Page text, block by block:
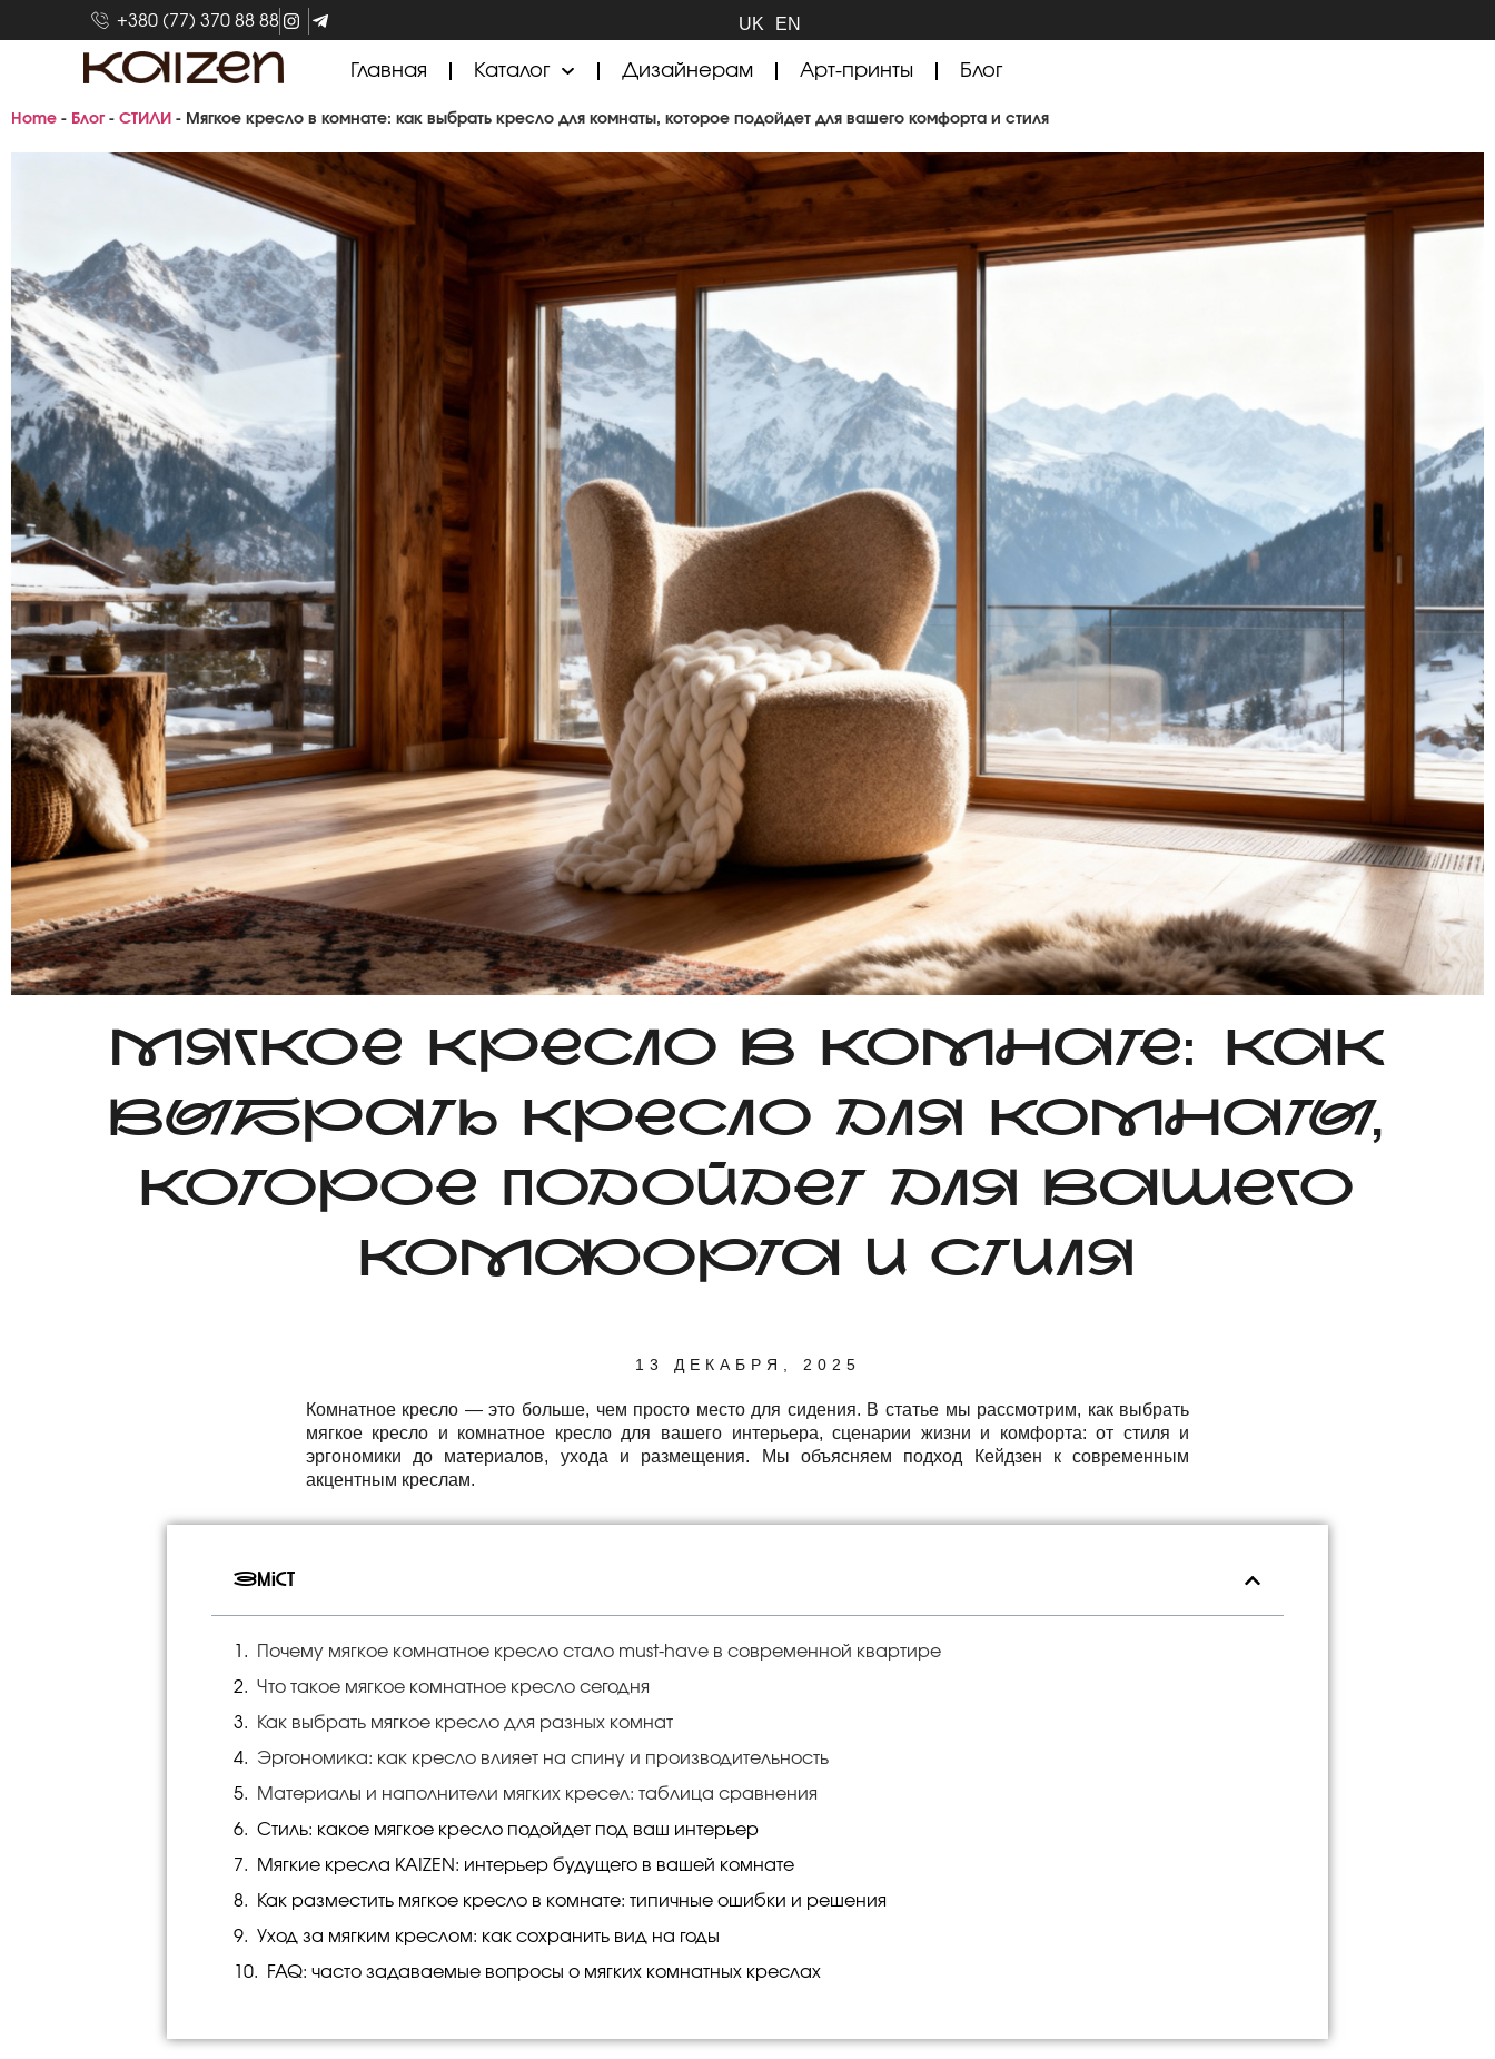
+380 (77) 370 88 88 UK EN
Главная Каталог Дизайнерам Арт-принты Блог
Home - Блог- СТИЛИ - Мягкое кресло в комнате: как выбрать кресло для комнаты, которое подойдет для вашего комфорта и стиля
МЯГКОЕ КРЕСЛО В КОМНАТЕ: КАК
ВЫБРАТЬ КРЕСЛО ДЛЯ КОМНАТЫ,
КОТОРОЕ ПОДОЙДЕТ ДЛЯ ВАШЕГО
КОМФОРТА И СТИЛЯ
13 ДЕКАБРЯ, 2025
Комнатное кресло — это больше, чем просто место для сидения. В статье мы рассмотрим, как выбрать
мягкое кресло и комнатное кресло для вашего интерьера, сценарии жизни и комфорта: от стиля и
эргономики до материалов, ухода и размещения. Мы объясняем подход Кейдзен к современным
акцентным креслам.
Зміст
Почему мягкое комнатное кресло стало must-have в современной квартире
Что такое мягкое комнатное кресло сегодня
Как выбрать мягкое кресло для разных комнат
Эргономика: как кресло влияет на спину и производительность
Материалы и наполнители мягких кресел: таблица сравнения
Стиль: какое мягкое кресло подойдет под ваш интерьер
Мягкие кресла KAIZEN: интерьер будущего в вашей комнате
Как разместить мягкое кресло в комнате: типичные ошибки и решения
Уход за мягким креслом: как сохранить вид на годы
FAQ: часто задаваемые вопросы о мягких комнатных креслах